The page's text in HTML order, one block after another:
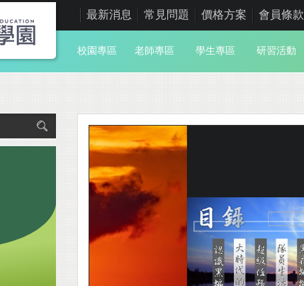
最新消息 常見問題 價格方案 會員條款
校園專區 老師專區 學生專區 研習活動